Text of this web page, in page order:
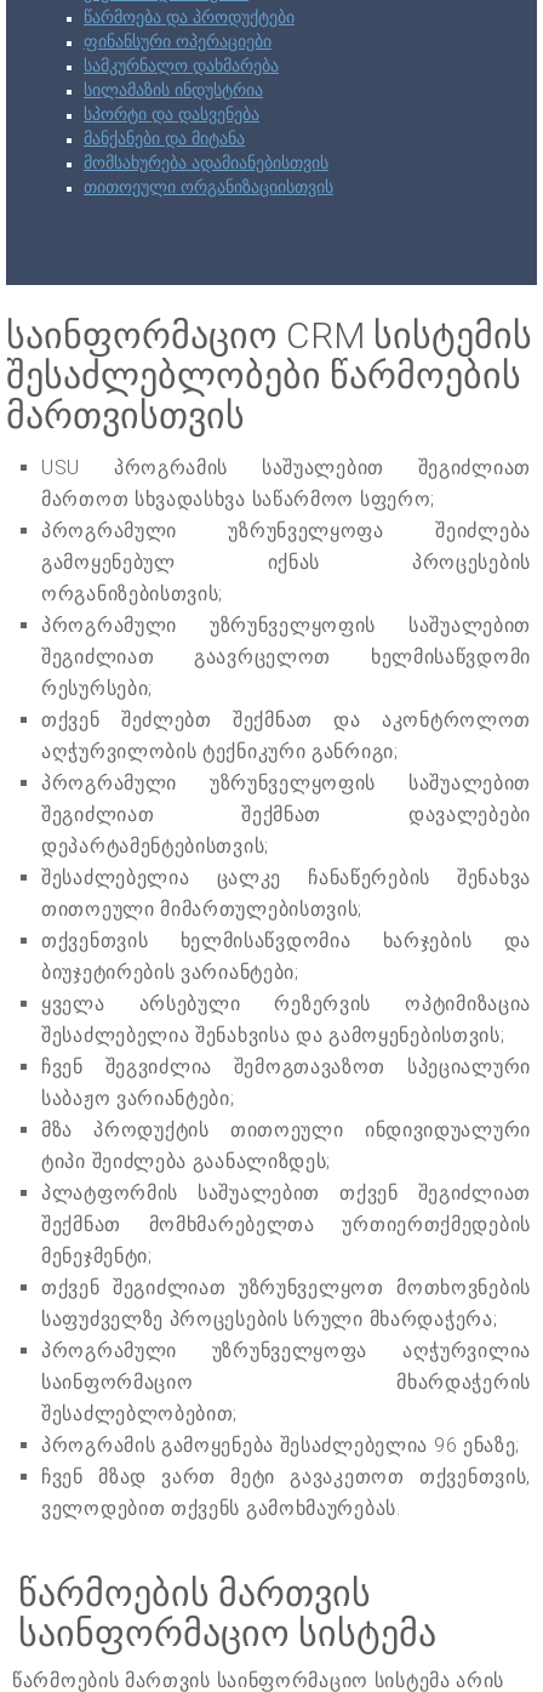
წარმოება და პროდუქტები
ფინანსური ოპერაციები
სამკურნალო დახმარება
სილამაზის ინდუსტრია
სპორტი და დასვენება
მანქანები და მიტანა
მომსახურება ადამიანებისთვის
თითოეული ორგანიზაციისთვის
საინფორმაციო CRM სისტემის
შესაძლებლობები წარმოების
მართვისთვის
USU პროგრამის საშუალებით შეგიძლიათ
მართოთ სხვადასხვა საწარმოო სფერო;
პროგრამული უზრუნველყოფა შეიძლება
გამოყენებულ იქნას პროცესების
ორგანიზებისთვის;
პროგრამული უზრუნველყოფის საშუალებით
შეგიძლიათ გაავრცელოთ ხელმისაწვდომი
რესურსები;
თქვენ შეძლებთ შექმნათ და აკონტროლოთ
აღჭურვილობის ტექნიკური განრიგი;
პროგრამული უზრუნველყოფის საშუალებით
შეგიძლიათ შექმნათ დავალებები
დეპარტამენტებისთვის;
შესაძლებელია ცალკე ჩანაწერების შენახვა
თითოეული მიმართულებისთვის;
თქვენთვის ხელმისაწვდომია ხარჯების და
ბიუჯეტირების ვარიანტები;
ყველა არსებული რეზერვის ოპტიმიზაცია
შესაძლებელია შენახვისა და გამოყენებისთვის;
ჩვენ შეგვიძლია შემოგთავაზოთ სპეციალური
საბაჟო ვარიანტები;
მზა პროდუქტის თითოეული ინდივიდუალური
ტიპი შეიძლება გაანალიზდეს;
პლატფორმის საშუალებით თქვენ შეგიძლიათ
შექმნათ მომხმარებელთა ურთიერთქმედების
მენეჯმენტი;
თქვენ შეგიძლიათ უზრუნველყოთ მოთხოვნების
საფუძველზე პროცესების სრული მხარდაჭერა;
პროგრამული უზრუნველყოფა აღჭურვილია
საინფორმაციო მხარდაჭერის
შესაძლებლობებით;
პროგრამის გამოყენება შესაძლებელია 96 ენაზე;
ჩვენ მზად ვართ მეტი გავაკეთოთ თქვენთვის,
ველოდებით თქვენს გამოხმაურებას.
წარმოების მართვის
საინფორმაციო სისტემა
წარმოების მართვის საინფორმაციო სისტემა არის